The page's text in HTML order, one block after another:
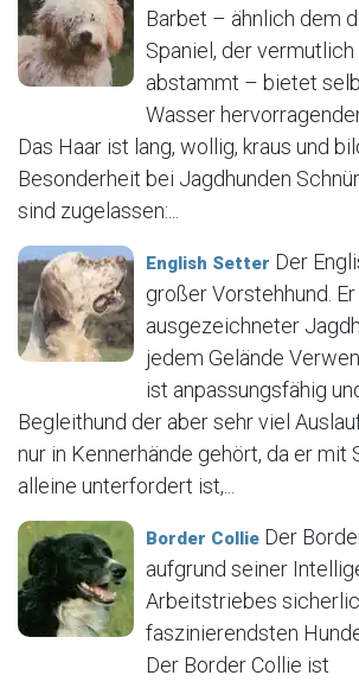
Barbet – ähnlich dem
Spaniel, der vermutlich
abstammt – bietet
Wasser
Das Haar ist lang, wollig, kraus und
Besonderheit bei Jagdhunden
sind zugelassen:...
English Setter Der
großer Vorstehhund.
ausgezeichneter
jedem Gelände
ist anpassungsfähig
Begleithund der aber sehr viel
nur in Kennerhände gehört, da er mit
alleine unterfordert ist,...
Border Collie Der
aufgrund seiner
Arbeitstriebes
faszinierendsten
Der Border Collie ist